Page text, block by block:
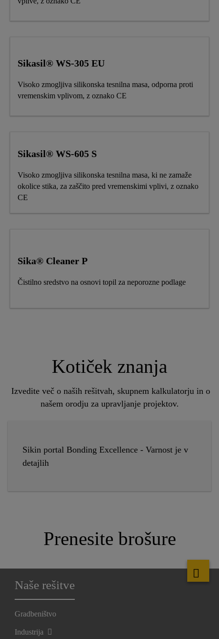
Sikasil® WS-305 EU
Visoko zmogljiva silikonska tesnilna masa, odporna proti
vremenskim vplivom, z oznako CE
Sikasil® WS-605 S
Visoko zmogljiva silikonska tesnilna masa, ki ne zamaže
okolice stika, za zaščito pred vremenskimi vplivi, z oznako
CE
Sika® Cleaner P
Čistilno sredstvo na osnovi topil za neporozne podlage
Kotiček znanja
Izvedite več o naših rešitvah, skupnem kalkulatorju in o
našem orodju za upravljanje projektov.
Sikin portal Bonding Excellence - Varnost je v
detajlih
Prenesite brošure
Naše rešitve
Gradbeništvo
Industrija